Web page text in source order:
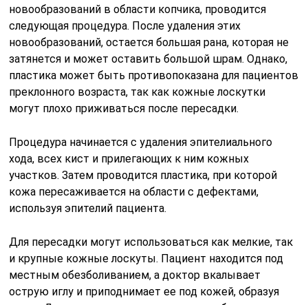
новообразований в области копчика, проводится
следующая процедура. После удаления этих
новообразований, остается большая рана, которая не
затянется и может оставить большой шрам. Однако,
пластика может быть противопоказана для пациентов
преклонного возраста, так как кожные лоскутки
могут плохо приживаться после пересадки.
Процедура начинается с удаления эпителиального
хода, всех кист и прилегающих к ним кожных
участков. Затем проводится пластика, при которой
кожа пересаживается на области с дефектами,
используя эпителий пациента.
Для пересадки могут использоваться как мелкие, так
и крупные кожные лоскуты. Пациент находится под
местным обезболиванием, а доктор вкалывает
острую иглу и приподнимает ее под кожей, образуя